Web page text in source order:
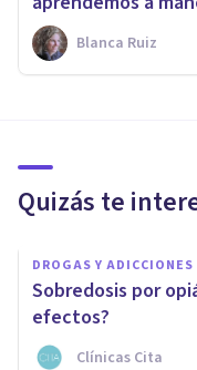
Blanca Ruiz
Quizás te
DROGAS Y ADICCIONES
Sobredosis por
efectos?
Clínicas Cita